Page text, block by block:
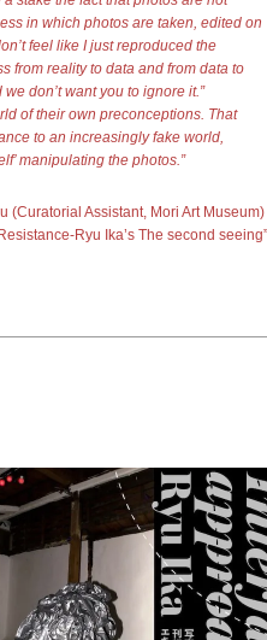
in which photos are taken, edited on
feel like I just reproduced the
from reality to data and from data to
don’t want you to ignore it.”
of their own preconceptions. That
to an increasingly fake world,
manipulating the photos.”
(Curatorial Assistant, Mori Art Museum)
Ryu Ika’s The second seeing”